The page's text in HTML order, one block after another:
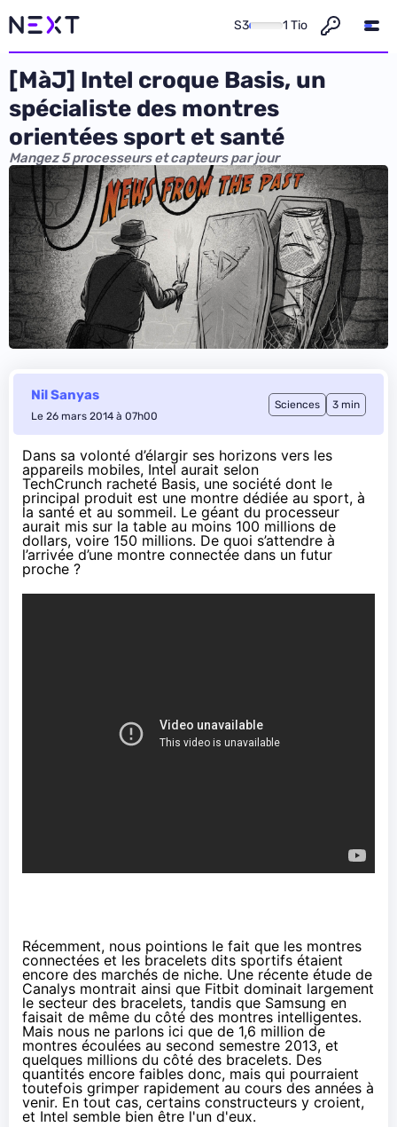
S3 1 Tio
[MàJ] Intel croque Basis, un
spécialiste des montres
orientées sport et santé
Mangez 5 processeurs et capteurs par jour
Nil Sanyas
Le 26 mars 2014 à 07h00
Sciences 3 min
Dans sa volonté d’élargir ses horizons vers les
appareils mobiles, Intel aurait selon
TechCrunch racheté Basis, une société dont le
principal produit est une montre dédiée au sport, à
la santé et au sommeil. Le géant du processeur
aurait mis sur la table au moins 100 millions de
dollars, voire 150 millions. De quoi s’attendre à
l’arrivée d’une montre connectée dans un futur
proche ?
Récemment, nous pointions le fait que les montres
connectées et les bracelets dits sportifs étaient
encore des marchés de niche. Une récente étude de
Canalys montrait ainsi que Fitbit dominait largement
le secteur des bracelets, tandis que Samsung en
faisait de même du côté des montres intelligentes.
Mais nous ne parlons ici que de 1,6 million de
montres écoulées au second semestre 2013, et
quelques millions du côté des bracelets. Des
quantités encore faibles donc, mais qui pourraient
toutefois grimper rapidement au cours des années à
venir. En tout cas, certains constructeurs y croient,
et Intel semble bien être l'un d'eux.